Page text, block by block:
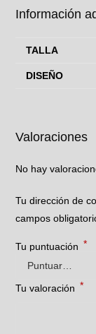
Información
TALLA
DISEÑO
Valoraciones
No hay
Tu dirección de
campos
Tu puntuación *
Tu valoración *